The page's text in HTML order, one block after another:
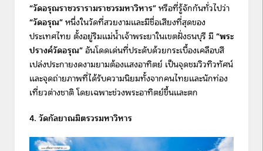
“วัดอรุณราชวรารามราชวรมหาวิหาร”หรือที่รู้จักกันทั่วไปว่า
“วัดอรุณ”หนึ่งในวัดที่สวยงามและมีชื่อเสียงที่สุดของ
ประเทศไทย ตั้งอยู่ริมแม่น้ำเจ้าพระยาในเขตฝั่งธนบุรี มี “พระ
ปรางค์วัดอรุณ” อันโดดเด่นที่ประดับด้วยกระเบื้องเคลือบสี
เปล่งประกายงดงามยามต้องแสงอาทิตย์ เป็นจุดชมวิวทิวทัศน์
และจุดถ่ายภาพที่ได้รับความนิยมทั้งจากคนไทยและนักท่อง
เที่ยวต่างชาติ โดยเฉพาะช่วงพระอาทิตย์ขึ้นและตก
4. วัดกัลยาณมิตรวรมหาวิหาร